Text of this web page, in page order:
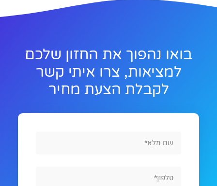
בואו נהפוך את החזון שלכם
למציאות, צרו איתי קשר
לקבלת הצעת מחיר
Name